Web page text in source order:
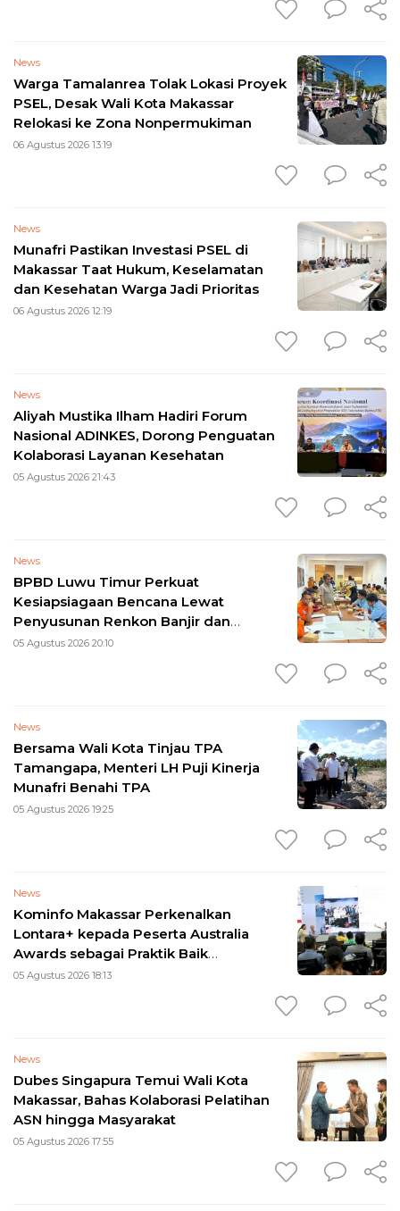
News
Warga Tamalanrea Tolak Lokasi Proyek
PSEL, Desak Wali Kota Makassar
Relokasi ke Zona Nonpermukiman
06 Agustus 2026 13:19
News
Munafri Pastikan Investasi PSEL di
Makassar Taat Hukum, Keselamatan
dan Kesehatan Warga Jadi Prioritas
06 Agustus 2026 12:19
News
Aliyah Mustika Ilham Hadiri Forum
Nasional ADINKES, Dorong Penguatan
Kolaborasi Layanan Kesehatan
05 Agustus 2026 21:43
News
BPBD Luwu Timur Perkuat
Kesiapsiagaan Bencana Lewat
Penyusunan Renkon Banjir dan
Longsor 2026
05 Agustus 2026 20:10
News
Bersama Wali Kota Tinjau TPA
Tamangapa, Menteri LH Puji Kinerja
Munafri Benahi TPA
05 Agustus 2026 19:25
News
Kominfo Makassar Perkenalkan
Lontara+ kepada Peserta Australia
Awards sebagai Praktik Baik
Transformasi Digital
05 Agustus 2026 18:13
News
Dubes Singapura Temui Wali Kota
Makassar, Bahas Kolaborasi Pelatihan
ASN hingga Masyarakat
05 Agustus 2026 17:55